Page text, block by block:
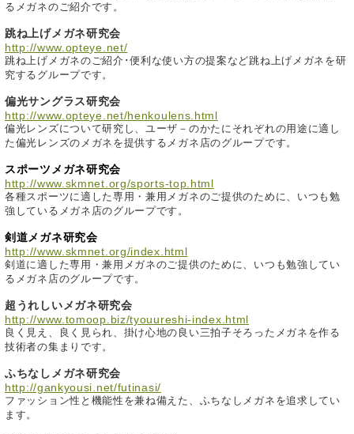
るメガネのご紹介です。
跳ね上げメガネ研究会
http://www.opteye.net/
跳ね上げメガネのご紹介･便利な使い方の提案など跳ね上げメガネを研
究するグループです。
偏光サングラス研究会
http://www.opteye.net/henkoulens.html
偏光レンズについて研究し、ユーザ－のかたにそれぞれの用途に適し
た偏光レンズのメガネを提供するメガネ店のグループです。
スポーツメガネ研究会
http://www.skmnet.org/sports-top.html
各種スポーツに適した専用・兼用メガネのご提供のために、いつも勉
強しているメガネ店のグループです。
剣道メガネ研究会
http://www.skmnet.org/index.html
剣道に適した専用・兼用メガネのご提供のために、いつも勉強してい
るメガネ店のグループです。
超うれしいメガネ研究会
http://www.tomoop.biz/tyouureshi-index.html
良く見え、良く見られ、掛け心地の良い三拍子そろったメガネを作る
技術者の集まりです。
ふちなしメガネ研究会
http://gankyousi.net/futinasi/
ファッション性と機能性を兼ね備えた、ふちなしメガネを追求してい
ます。